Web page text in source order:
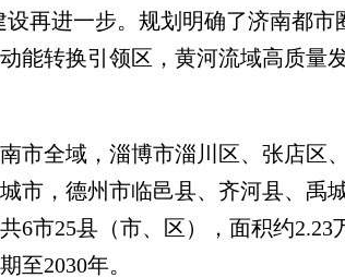
再进一步。规划明确了济南都市
能转换引领区，黄河流域高质量
全域，淄博市淄川区、张店区
市，德州市临邑县、齐河县、禹
6市25县（市、区），面积约2.23
至2030年。